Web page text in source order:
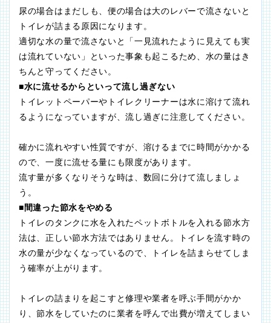
尿の場合はまだしも、便の場合は大のレバーで流さないと
トイレが詰まる原因になります。
適切な水の量で流さないと「一見流れたように見えても実
は流れていない」といった事象も起こるため、水の量はき
ちんと守ってください。
■水に流せるからといって流し過ぎない
トイレットペーパーやトイレクリーナーは水に溶けて流れ
るようになっていますが、流し過ぎに注意してください。
確かに流れやすい性質ですが、溶けるまでに時間がかかる
ので、一度に流せる量にも限度があります。
流す量が多くなりそうな時は、数回に分けて流しましょ
う。
■間違った節水をやめる
トイレのタンクに水を入れたペットボトルを入れる節水方
法は、正しい節水方法ではありません。トイレを流す時の
水の量が少なくなっているので、トイレを詰まらせてしま
う確率が上がります。
トイレの詰まりを起こすと修理や業者を呼ぶ手間がかか
り、節水をしていたのに業者を呼んで出費が増えてしまい